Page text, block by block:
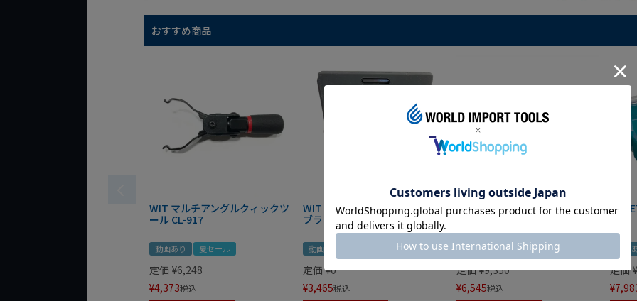
おすすめ商品
WIT マルチアングルクィックツ
ール CL-917
動画あり 夏セール
定価 ¥6,248
¥4,373税込
WIT マグネットツールマット
ブラック
動画あり
定価 ¥0
¥3,465税込
クニペックス コブラ クイック
セット 8721-250 KNIPEX
動画あり 夏セール
定価 ¥9,350
¥6,545税込
動画
定価 ¥
¥